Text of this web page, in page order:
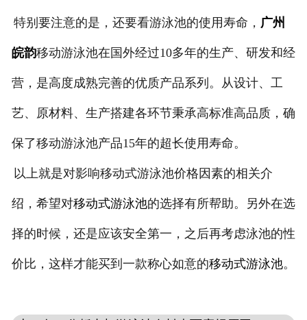
特别要注意的是，还要看游泳池的使用寿命， 广州
皖韵移动游泳池在国外经过10多年的生产、研发和经
营，是高度成熟完善的优质产品系列。从设计、工
艺、原材料、生产搭建各环节秉承高标准高品质，确
保了移动游泳池产品15年的超长使用寿命。
以上就是对影响移动式游泳池价格因素的相关介
绍，希望对移动式游泳池的选择有所帮助。另外在选
择的时候，还是应该安全第一，之后再考虑泳池的性
价比，这样才能买到一款称心如意的移动式游泳池。